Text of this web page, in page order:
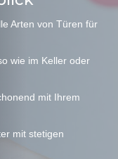
Arten von Türen für
wie im Keller oder
mit Ihrem
mit stetigen